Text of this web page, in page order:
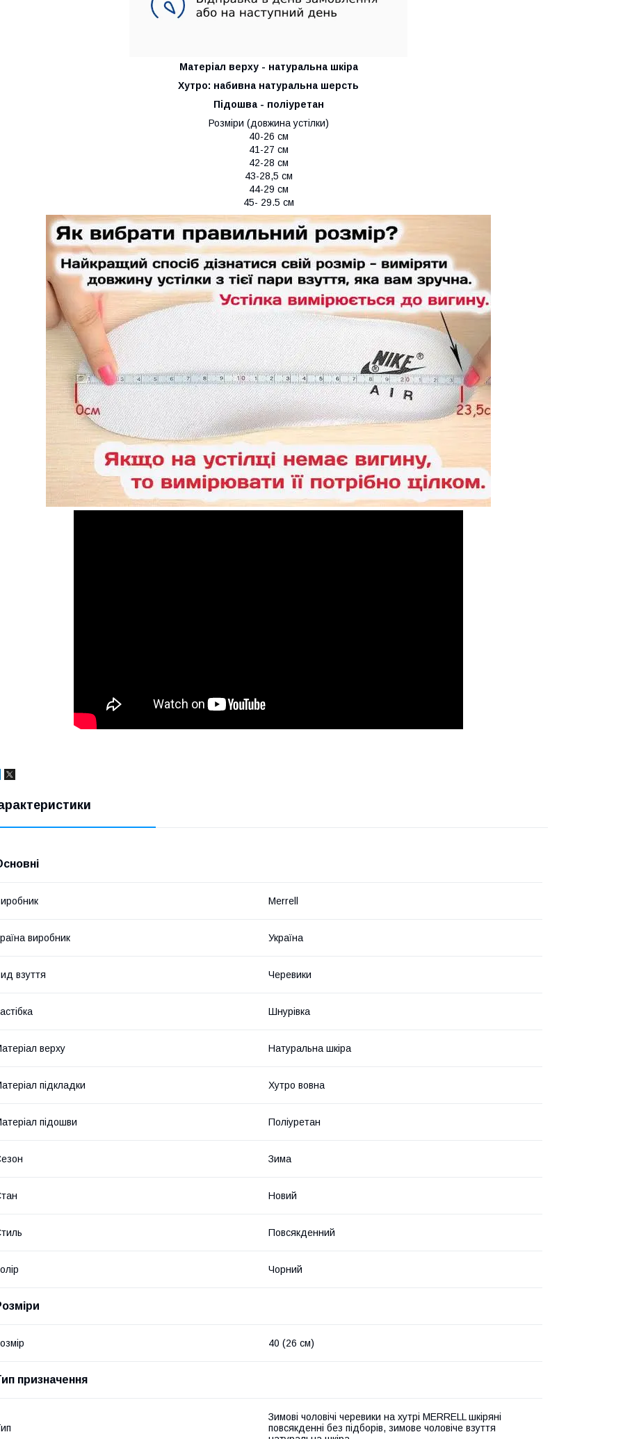
Матеріал верху - натуральна шкіра
Хутро: набивна натуральна шерсть
Підошва - поліуретан
Розміри (довжина устілки)
40-26 см
41-27 см
42-28 см
43-28,5 см
44-29 см
45- 29.5 см
Merrell
виробник Україна
взуття Черевики
Шнурівка
верху Натуральна шкіра
підкладки Хутро вовна
підошви Поліуретан
Зима
Новий
Повсякденний
Чорний
40 (26 см)
призначення
Зимові чоловічі черевики на хутрі MERRELL шкіряні
повсякденні без підборів, зимове чоловіче взуття